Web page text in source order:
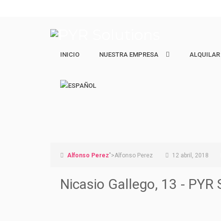
INICIO NUESTRA EMPRESA
NUESTRA EMPRESA ALQUILAR
ALQUILAR
Alfonso Perez">Alfonso Perez 12 abril, 2018
Nicasio Gallego, 13 - PYR